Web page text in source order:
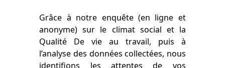
Grâce à notre enquête (en ligne et
anonyme) sur le climat social et la
Qualité De vie au travail, puis à
l’analyse des données collectées, nous
identifions les attentes de vos